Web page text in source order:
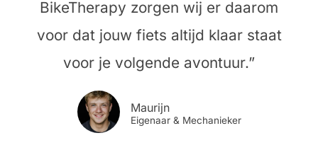
BikeTherapy zorgen wij er daarom
voor dat jouw fiets altijd klaar staat
voor je volgende avontuur.”
Maurijn
Eigenaar & Mechanieker